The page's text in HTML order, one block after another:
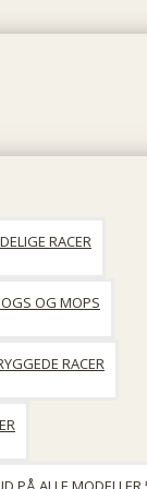
RACER
OG MOPS
RACER